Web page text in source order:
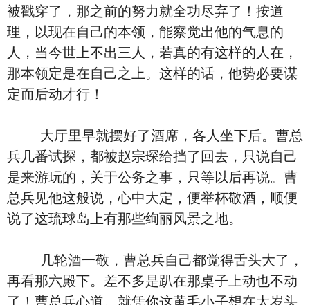
被戳穿了，那之前的努力就全功尽弃了！按道
理，以现在自己的本领，能察觉出他的气息的
人，当今世上不出三人，若真的有这样的人在，
那本领定是在自己之上。这样的话，他势必要谋
定而后动才行！
大厅里早就摆好了酒席，各人坐下后。曹总
兵几番试探，都被赵宗琛给挡了回去，只说自己
是来游玩的，关于公务之事，只等以后再说。曹
总兵见他这般说，心中大定，便举杯敬酒，顺便
说了这琉球岛上有那些绚丽风景之地。
几轮酒一敬，曹总兵自己都觉得舌头大了，
再看那六殿下。差不多是趴在那桌子上动也不动
了！曹总兵心道。就凭你这黄毛小子想在太岁头